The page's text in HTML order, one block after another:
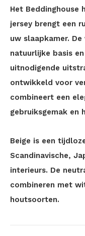
Het Beddinghouse
jersey brengt een
uw slaapkamer.
natuurlijke basis
uitnodigende
ontwikkeld voor
combineert een
gebruiksgemak en
Beige is een
Scandinavische,
interieurs. De
combineren met
houtsoorten.